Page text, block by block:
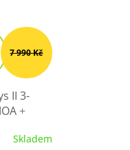
7 990 Kč
II 3-
+
Skladem